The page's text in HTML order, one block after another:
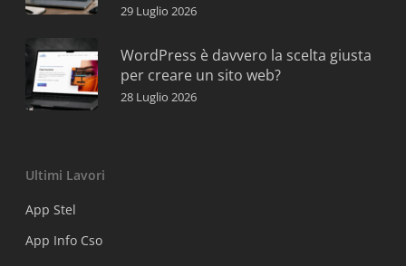
29 Luglio 2026
WordPress è davvero la scelta giusta
per creare un sito web?
28 Luglio 2026
Ultimi Lavori
App Stel
App Info Cso